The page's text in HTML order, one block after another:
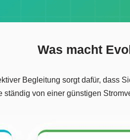
Was macht
Begleitung sorgt dafür, dass
von einer günstigen